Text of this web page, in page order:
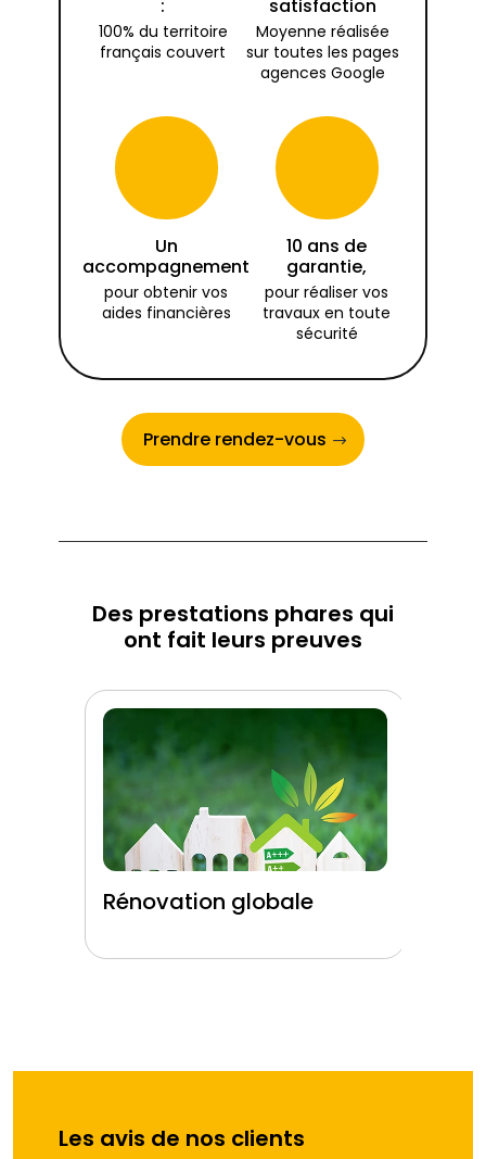
:
100% du territoire
français couvert
satisfaction
Moyenne réalisée
sur toutes les pages
agences Google
Un
accompagnement
pour obtenir vos
aides financières
10 ans de
garantie,
pour réaliser vos
travaux en toute
sécurité
Prendre rendez-vous
Des prestations phares qui
ont fait leurs preuves
Rénovation globale
Les avis de nos clients